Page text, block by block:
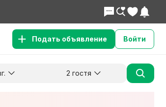
Подать объявление Войти
поехать? Выезд
7 авг.
Гости
2 гостя